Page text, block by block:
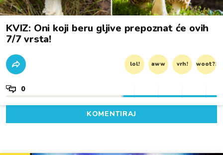
KVIZ: Oni koji beru gljive prepoznat će ovih
7/7 vrsta!
lol! aww vrh! woot?!
0
KOMENTIRAJ